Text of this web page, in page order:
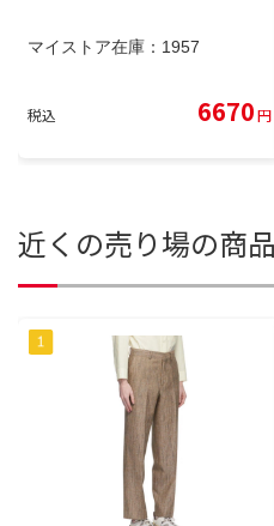
マイストア在庫： 1957
税込 6670円
近くの売り場の商品